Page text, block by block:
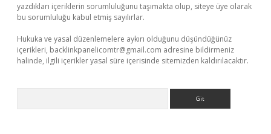
yazdıkları içeriklerin sorumluluğunu taşımakta olup, siteye üye olarak
bu sorumluluğu kabul etmiş sayılırlar.
Hukuka ve yasal düzenlemelere aykırı olduğunu düşündüğünüz
içerikleri, backlinkpanelicomtr@gmail.com adresine bildirmeniz
halinde, ilgili içerikler yasal süre içerisinde sitemizden kaldırılacaktır.